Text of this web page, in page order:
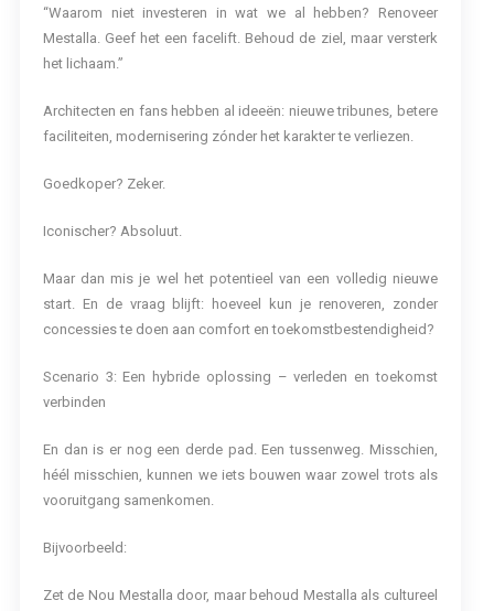
“Waarom niet investeren in wat we al hebben? Renoveer
Mestalla. Geef het een facelift. Behoud de ziel, maar versterk
het lichaam.”
Architecten en fans hebben al ideeën: nieuwe tribunes, betere
faciliteiten, modernisering zónder het karakter te verliezen.
Goedkoper? Zeker.
Iconischer? Absoluut.
Maar dan mis je wel het potentieel van een volledig nieuwe
start. En de vraag blijft: hoeveel kun je renoveren, zonder
concessies te doen aan comfort en toekomstbestendigheid?
Scenario 3: Een hybride oplossing – verleden en toekomst
verbinden
En dan is er nog een derde pad. Een tussenweg. Misschien,
héél misschien, kunnen we iets bouwen waar zowel trots als
vooruitgang samenkomen.
Bijvoorbeeld:
Zet de Nou Mestalla door, maar behoud Mestalla als cultureel